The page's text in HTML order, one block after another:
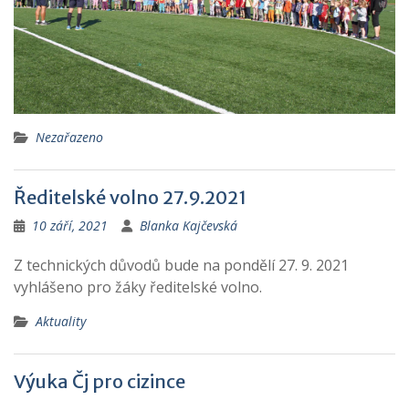
Nezařazeno
Ředitelské volno 27.9.2021
10 září, 2021 Blanka Kajčevská
Z technických důvodů bude na pondělí 27. 9. 2021
vyhlášeno pro žáky ředitelské volno.
Aktuality
Výuka Čj pro cizince